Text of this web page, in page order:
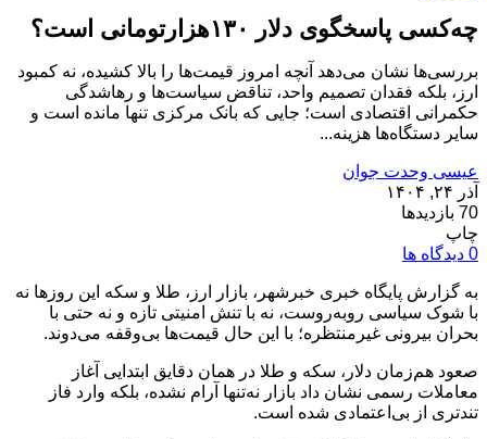
چه‌کسی پاسخگوی دلار ۱۳۰هزارتومانی است؟
بررسی‌ها نشان می‌دهد آنچه امروز قیمت‌ها را بالا کشیده، نه کمبود
ارز، بلکه فقدان تصمیم واحد، تناقض سیاست‌ها و رهاشدگی
حکمرانی اقتصادی است؛ جایی که بانک مرکزی تنها مانده است و
سایر دستگاه‌ها هزینه...
عیسی وحدت جوان
آذر ۲۴, ۱۴۰۴
70 بازدیدها
چاپ
0 دیدگاه ها
به گزارش پایگاه خبری خبرشهر، بازار ارز، طلا و سکه این روزها نه
با شوک سیاسی روبه‌روست، نه با تنش امنیتی تازه و نه حتی با
بحران بیرونی غیرمنتظره؛ با این حال قیمت‌ها بی‌وقفه می‌دوند.
صعود هم‌زمان دلار، سکه و طلا در همان دقایق ابتدایی آغاز
معاملات رسمی نشان داد بازار نه‌تنها آرام نشده، بلکه وارد فاز
تندتری از بی‌اعتمادی شده است.